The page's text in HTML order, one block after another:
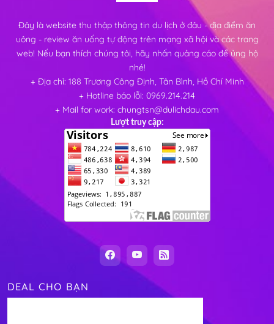
Đây là website thu thập thông tin du lịch ở đâu - địa điểm ăn
uông - review ăn uống tự động trên mạng xã hội và các trang
web! Nếu bạn thích chúng tôi, hãy nhấn quảng cáo để ủng hộ
nhé!
+ Địa chỉ: 188 Trương Công Định, Tân Bình, Hồ Chí Minh
+ Hotline báo lỗi: 0969.214.214
+ Mail for work: chungtsn@dulichdau.com
Lượt truy cập:
DEAL CHO BẠN